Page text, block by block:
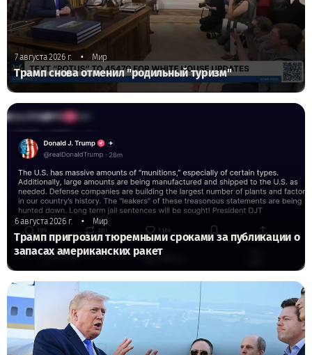
7 августа 2026 г. • Мир
Трамп снова отменил "родильный туризм"
6 августа 2026 г. • Мир
Трамп пригрозил тюремными сроками за публикации о
запасах американских ракет